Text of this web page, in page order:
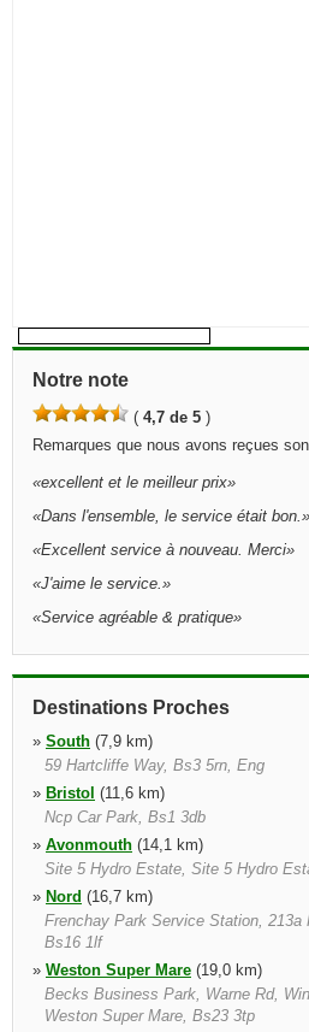
Notre note
( 4,7 de 5 )
Remarques que nous avons reçues
«excellent et le meilleur prix»
«Dans l'ensemble, le service était bon.»
«Excellent service à nouveau. Merci»
«J'aime le service.»
«Service agréable & pratique»
Destinations Proches
» South (7,9 km)
59 Hartcliffe Way, Bs3 5rn, Eng
» Bristol (11,6 km)
Ncp Car Park, Bs1 3db
» Avonmouth (14,1 km)
Site 5 Hydro Estate, Site 5 Hydro
» Nord (16,7 km)
Frenchay Park Service Station, 213a
Bs16 1lf
» Weston Super Mare (19,0 km)
Becks Business Park, Warne Rd,
Weston Super Mare, Bs23 3tp